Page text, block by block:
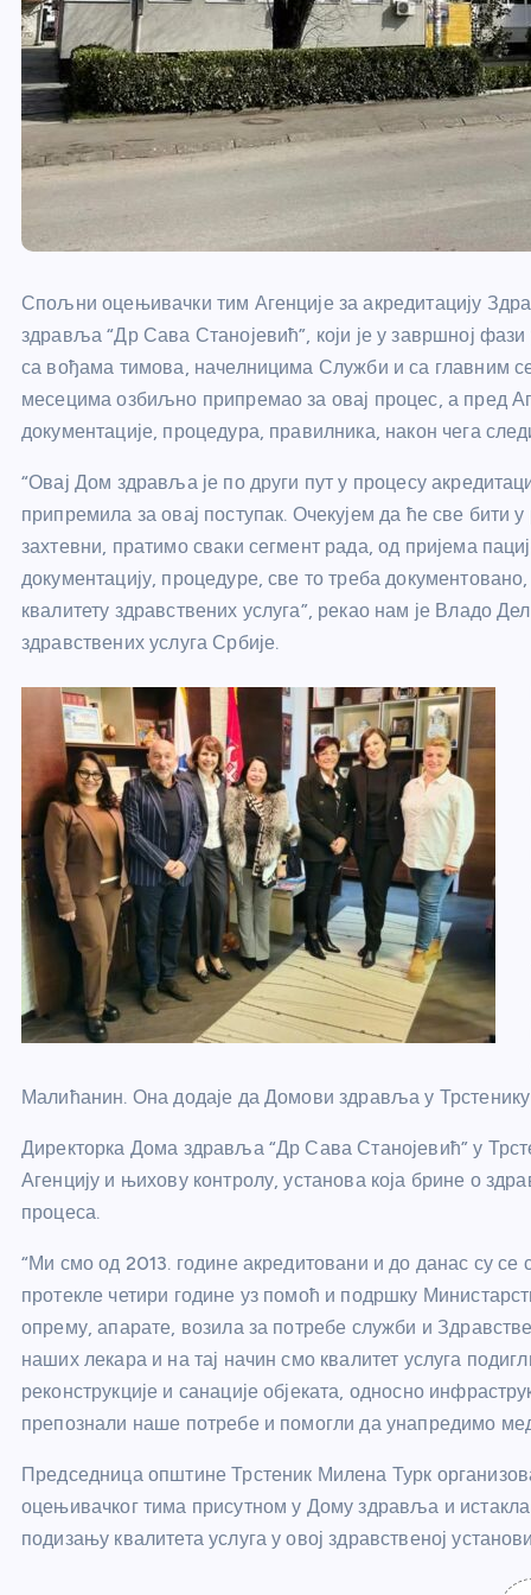
Спољни оцењивачки тим Агенције за акредитацију
здравља “Др Сава Станојевић”, који је у завршној
са вођама тимова, начелницима Служби и са главним
месецима озбиљно припремао за овај процес, а пред
документације, процедура, правилника, након чега
“Овај Дом здравља је по други пут у процесу
припремила за овај поступак. Очекујем да ће све
захтевни, пратимо сваки сегмент рада, од пријема
документацију, процедуре, све то треба
квалитету здравствених услуга”, рекао нам је Владо
здравствених услуга Србије.
Малићанин. Она додаје да Домови здравља у
Директорка Дома здравља “Др Сава Станојевић” у
Агенцију и њихову контролу, установа која брине о
процеса.
“Ми смо од 2013. године акредитовани и до данас су
протекле четири године уз помоћ и подршку
опрему, апарате, возила за потребе служби и
наших лекара и на тај начин смо квалитет услуга
реконструкције и санације објеката, односно
препознали наше потребе и помогли да унапредимо
Председница општине Трстеник Милена Турк
оцењивачког тима присутном у Дому здравља и
подизању квалитета услуга у овој здравственој